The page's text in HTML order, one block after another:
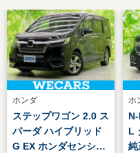
ホンダ
ステップワゴン 2.0 ス
パーダ ハイブリッド
G EX ホンダセンシン
ホ
L
純